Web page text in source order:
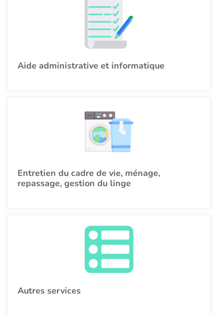
Aide administrative et informatique
Entretien du cadre de vie, ménage,
repassage, gestion du linge
Autres services